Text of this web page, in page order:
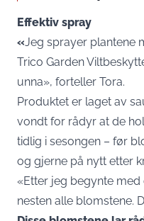
Effektiv spray
«Jeg sprayer plantene
Trico Garden
unna», forteller Tora.
Produktet er laget av
vondt for rådyr at de
tidlig i sesongen – før
og gjerne på nytt etter
«Etter jeg begynte
nesten alle blomstene.